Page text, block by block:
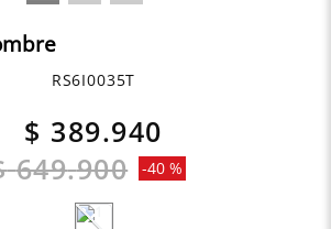
RS6I0035T
$ 389.940
649.900 -40 %